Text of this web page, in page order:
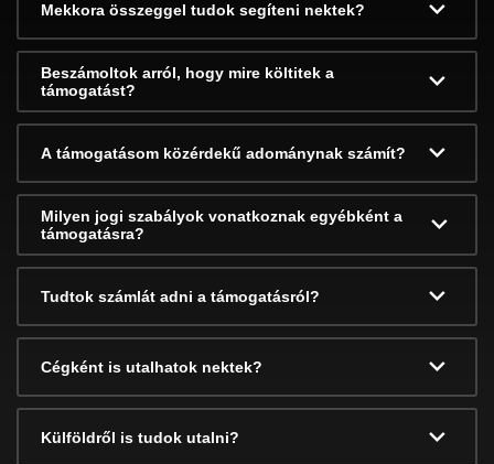
Mekkora összeggel tudok segíteni nektek?
Beszámoltok arról, hogy mire költitek a
támogatást?
A támogatásom közérdekű adománynak számít?
Milyen jogi szabályok vonatkoznak egyébként a
támogatásra?
Tudtok számlát adni a támogatásról?
Cégként is utalhatok nektek?
Külföldről is tudok utalni?